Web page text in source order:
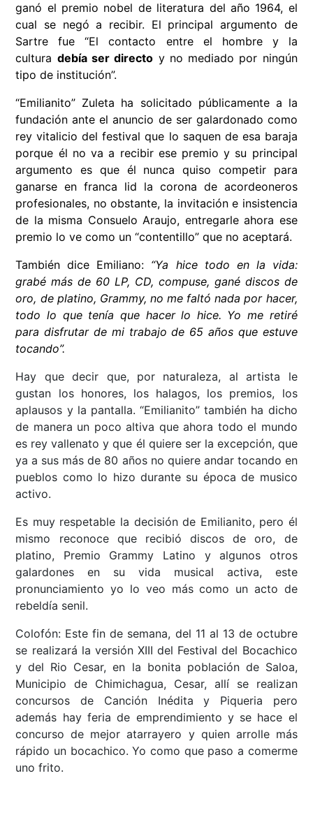
ganó el premio nobel de literatura del año 1964, el
cual se negó a recibir. El principal argumento de
Sartre fue “El contacto entre el hombre y la
cultura debía ser directo y no mediado por ningún
tipo de institución”.
“Emilianito” Zuleta ha solicitado públicamente a la
fundación ante el anuncio de ser galardonado como
rey vitalicio del festival que lo saquen de esa baraja
porque él no va a recibir ese premio y su principal
argumento es que él nunca quiso competir para
ganarse en franca lid la corona de acordeoneros
profesionales, no obstante, la invitación e insistencia
de la misma Consuelo Araujo, entregarle ahora ese
premio lo ve como un “contentillo” que no aceptará.
También dice Emiliano: “Ya hice todo en la vida:
grabé más de 60 LP, CD, compuse, gané discos de
oro, de platino, Grammy, no me faltó nada por hacer,
todo lo que tenía que hacer lo hice. Yo me retiré
para disfrutar de mi trabajo de 65 años que estuve
tocando”.
Hay que decir que, por naturaleza, al artista le
gustan los honores, los halagos, los premios, los
aplausos y la pantalla. “Emilianito” también ha dicho
de manera un poco altiva que ahora todo el mundo
es rey vallenato y que él quiere ser la excepción, que
ya a sus más de 80 años no quiere andar tocando en
pueblos como lo hizo durante su época de musico
activo.
Es muy respetable la decisión de Emilianito, pero él
mismo reconoce que recibió discos de oro, de
platino, Premio Grammy Latino y algunos otros
galardones en su vida musical activa, este
pronunciamiento yo lo veo más como un acto de
rebeldía senil.
Colofón: Este fin de semana, del 11 al 13 de octubre
se realizará la versión XIII del Festival del Bocachico
y del Rio Cesar, en la bonita población de Saloa,
Municipio de Chimichagua, Cesar, allí se realizan
concursos de Canción Inédita y Piqueria pero
además hay feria de emprendimiento y se hace el
concurso de mejor atarrayero y quien arrolle más
rápido un bocachico. Yo como que paso a comerme
uno frito.